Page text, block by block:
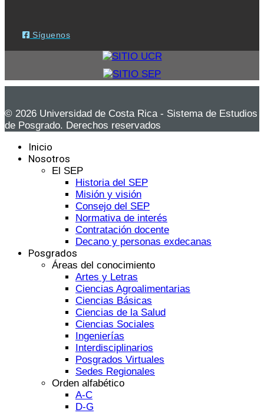
Síguenos
© 2026 Universidad de Costa Rica - Sistema de Estudios
de Posgrado. Derechos reservados
Inicio
Nosotros
El SEP
Historia del SEP
Misión y visión
Consejo del SEP
Normativa de interés
Contratación docente
Decano y personas exdecanas
Posgrados
Áreas del conocimiento
Artes y Letras
Ciencias Agroalimentarias
Ciencias Básicas
Ciencias de la Salud
Ciencias Sociales
Ingenierías
Interdisciplinarios
Posgrados Virtuales
Sedes Regionales
Orden alfabético
A-C
D-G